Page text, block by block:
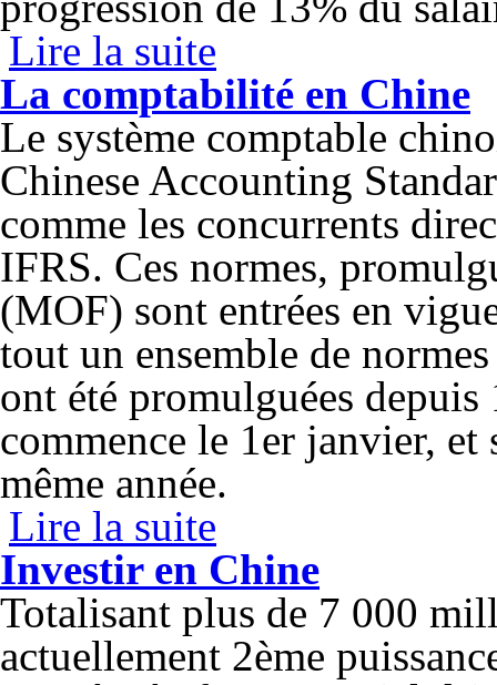
Lire la suite
La comptabilité en Chine
Le système comptable
Chinese Accounting
comme les concurrents
IFRS. Ces normes,
(MOF) sont entrées en
tout un ensemble de
ont été promulguées
commence le 1er janvier, et
même année.
Lire la suite
Investir en Chine
Totalisant plus de 7 000
actuellement 2ème